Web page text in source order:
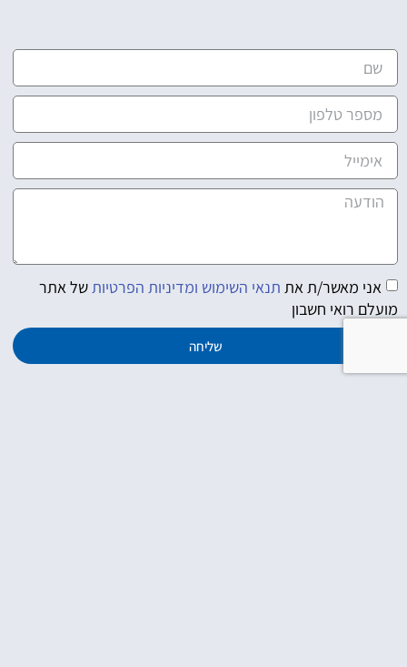
אני מאשר/ת את תנאי השימוש ומדיניות הפרטיותשל אתר
מועלם רואי חשבון
שליחה